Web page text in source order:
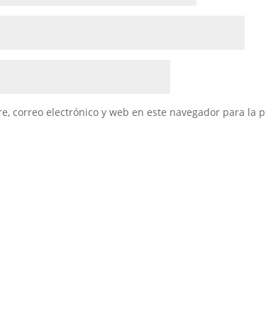
correo electrónico y web en este navegador para la